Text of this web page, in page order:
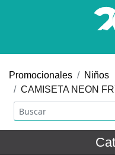
Promocionales
Niños
CAMISETA NEON